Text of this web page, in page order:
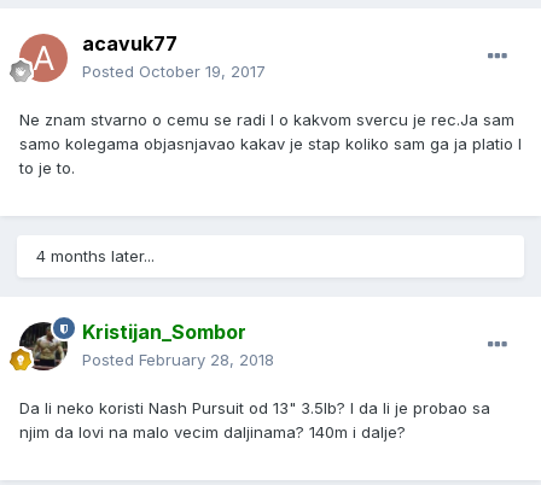
acavuk77
Posted October 19, 2017
Ne znam stvarno o cemu se radi I o kakvom svercu je rec.Ja sam
samo kolegama objasnjavao kakav je stap koliko sam ga ja platio I
to je to.
4 months later...
Kristijan_Sombor
Posted February 28, 2018
Da li neko koristi Nash Pursuit od 13" 3.5lb? I da li je probao sa
njim da lovi na malo vecim daljinama? 140m i dalje?